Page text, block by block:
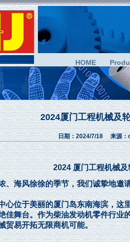
HOME
2024厦门工程机械及
日期：2024/7/18 来源
2024 厦门工程机械
、海风徐徐的季节，我们诚挚地邀
心位于美丽的厦门岛东南海滨，这
佳舞台。作为柴油发动机零件行业
贸易开拓无限商机可能。